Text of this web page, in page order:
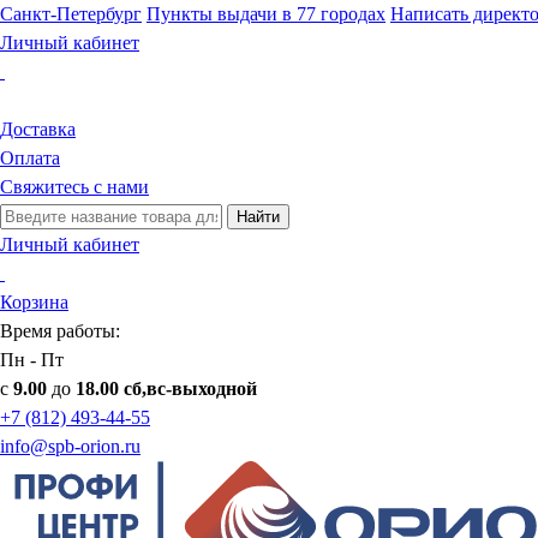
Санкт-Петербург Пункты выдачи в 77 городах Написать
Личный кабинет
Доставка
Оплата
Свяжитесь с нами
Найти
Личный кабинет
Корзина
Время работы:
Пн - Пт
с 9.00 до 18.00 сб,вс-выходной
+7 (812) 493-44-55
info@spb-orion.ru